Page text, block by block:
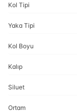
Kol Tipi
Yaka Tipi
Kol Boyu
Kalıp
Siluet
Ortam